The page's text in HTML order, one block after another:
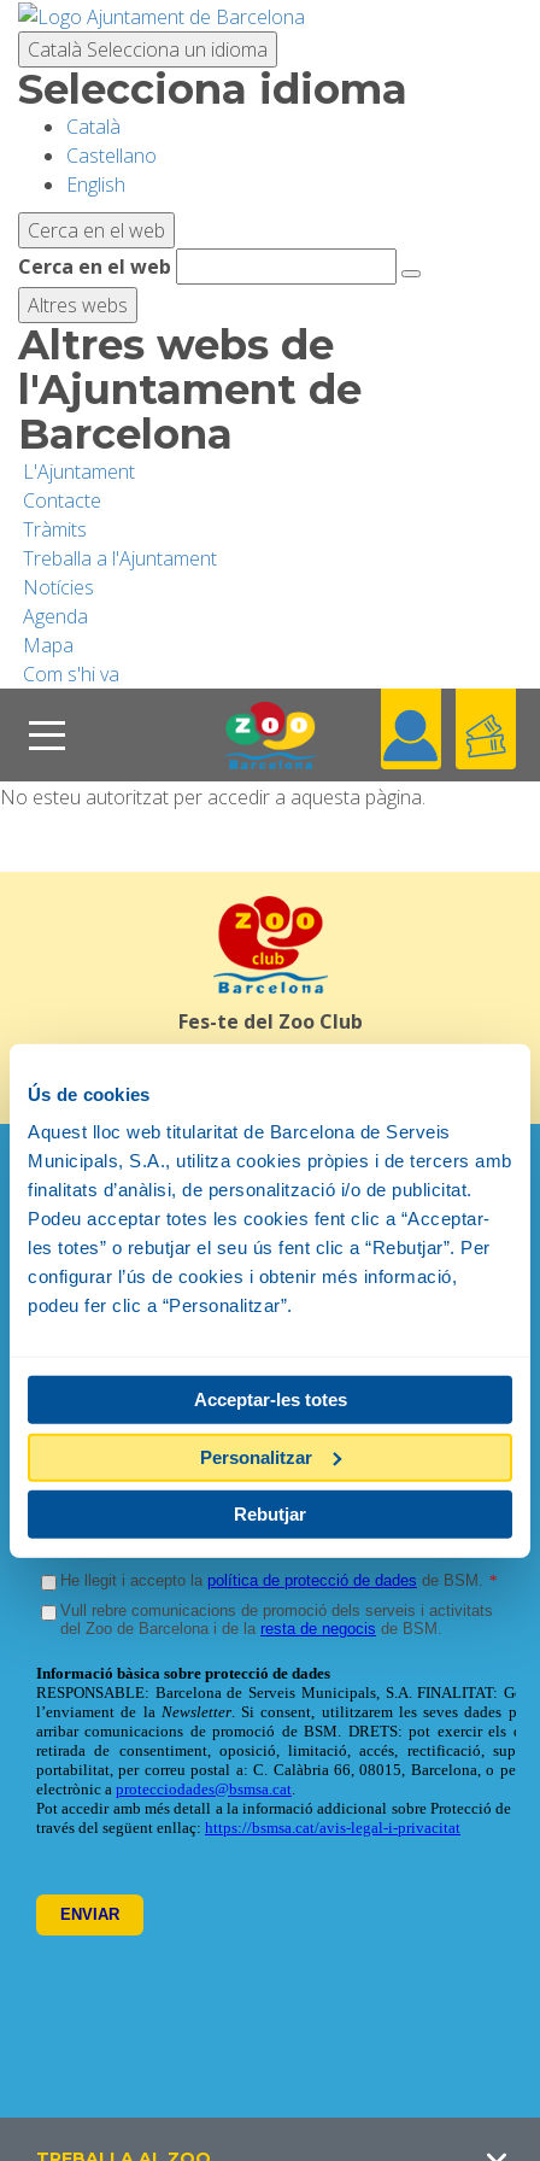
Ús de cookies
Aquest lloc web titularitat de Barcelona de Serveis
Municipals, S.A., utilitza cookies pròpies i de tercers amb
finalitats d’anàlisi, de personalització i/o de publicitat.
Podeu acceptar totes les cookies fent clic a “Acceptar-
les totes” o rebutjar el seu ús fent clic a “Rebutjar”. Per
configurar l’ús de cookies i obtenir més informació,
podeu fer clic a “Personalitzar”.
Acceptar-les totes
Personalitzar
Rebutjar
Català Selecciona un idioma
Selecciona idioma
Català
Castellano
English
Cerca en el web
Cerca en el web
Altres webs
Altres webs de
l'Ajuntament de
Barcelona
L'Ajuntament
Contacte
Tràmits
Treballa a l'Ajuntament
Notícies
Agenda
Mapa
Com s'hi va
Vés
contingut
PLANIFICA LA VISITA
BIODIVERSITAT
ACTIVITATS
ESCOLES
RECERCA I CONSERVACIÓ
SOSTENIBILITAT
COL·LABORA
FUNDACIÓ
Cerca
Header
CA
No esteu autoritzat per accedir a aquesta pàgina.
Fes-te del Zoo Club
Subscriu-te al butlletí
Seràs el primer en conèixer les novetats del
Zoo
Footer